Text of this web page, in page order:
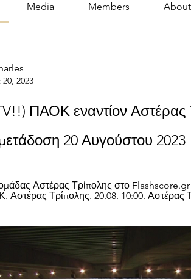
Media Members About
2023
ΠΑΟΚ εναντίον Αστέρας
20 Αυγούστου 2023
Αστέρας Τρίπολης στο
Αστέρας Τρίπολης. 20.08. 10:00. Αστέρας